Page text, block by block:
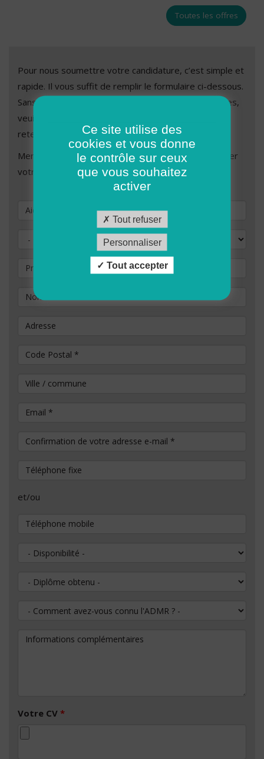
Toutes les offres
Pour nous soumettre votre candidature, c’est simple et
rapide. Il vous suffit de remplir le formulaire ci-dessous.
Sans réponse de notre part dans les quatre semaines,
veuillez considérer que votre candidature n’est pas
retenue.
Merci de remplir les champs ci-dessous afin de valider
votre demande de candidature.
Vous souhaitez postuler au poste de
Prénom
Nom
Adresse
Code Postal *
Ville / commune
Email*
Confirmation de votre adresse e-mail
Téléphone fixe
et/ou
Téléphone mobile
Disponibilité
Diplôme obtenu
Comment avez-vous connu l'ADMR ?
Informations complémentaires
Votre CV *
Ce site utilise des
cookies et vous donne
le contrôle sur ceux
que vous souhaitez
activer
Tout refuser
Personnaliser
Tout accepter